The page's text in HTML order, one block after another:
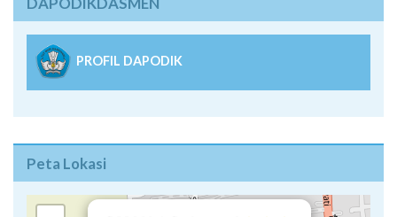
DAPODIKDASMEN
PROFIL DAPODIK
Peta Lokasi